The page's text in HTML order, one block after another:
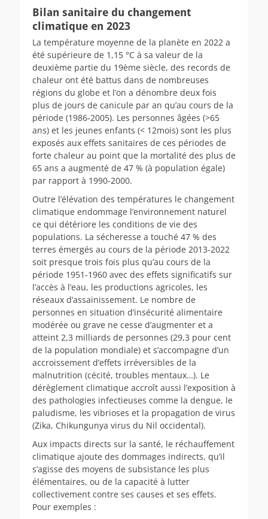
Bilan sanitaire du changement
climatique en 2023
La température moyenne de la planète en 2022 a
été supérieure de 1,15 °C à sa valeur de la
deuxième partie du 19ème siècle, des records de
chaleur ont été battus dans de nombreuses
régions du globe et l’on a dénombre deux fois
plus de jours de canicule par an qu’au cours de la
période (1986-2005). Les personnes âgées (>65
ans) et les jeunes enfants (< 12mois) sont les plus
exposés aux effets sanitaires de ces périodes de
forte chaleur au point que la mortalité des plus de
65 ans a augmenté de 47 % (à population égale)
par rapport à 1990-2000.
Outre l’élévation des températures le changement
climatique endommage l’environnement naturel
ce qui détériore les conditions de vie des
populations. La sécheresse a touché 47 % des
terres émergés au cours de la période 2013-2022
soit presque trois fois plus qu’au cours de la
période 1951-1960 avec des effets significatifs sur
l’accès à l’eau, les productions agricoles, les
réseaux d’assainissement. Le nombre de
personnes en situation d’insécurité alimentaire
modérée ou grave ne cesse d’augmenter et a
atteint 2,3 milliards de personnes (29,3 pour cent
de la population mondiale) et s’accompagne d’un
accroissement d’effets irréversibles de la
malnutrition (cécité, troubles mentaux…). Le
dérèglement climatique accroît aussi l’exposition à
des pathologies infectieuses comme la dengue, le
paludisme, les vibrioses et la propagation de virus
(Zika, Chikungunya virus du Nil occidental).
Aux impacts directs sur la santé, le réchauffement
climatique ajoute des dommages indirects, qu’il
s’agisse des moyens de subsistance les plus
élémentaires, ou de la capacité à lutter
collectivement contre ses causes et ses effets.
Pour exemples :